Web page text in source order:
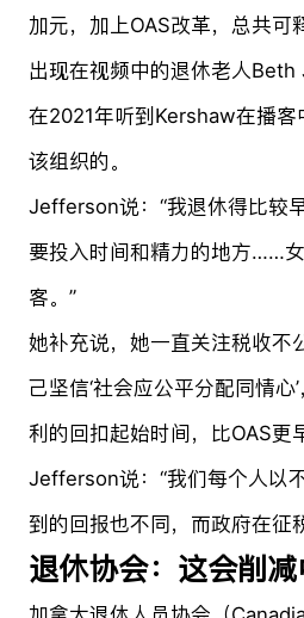
加元，加上OAS改革，总共可
出现在视频中的退休老人
在2021年听到Kershaw在播客
该组织的。
Jefferson说：“我退休得比较
要投入时间和精力的地方……
客。”
她补充说，她一直关注税收不
己坚信‘社会应公平分配同情心
利的回扣起始时间，比OAS更
Jefferson说：“我们每个人以
到的回报也不同，而政府在征
退休协会：这会削减